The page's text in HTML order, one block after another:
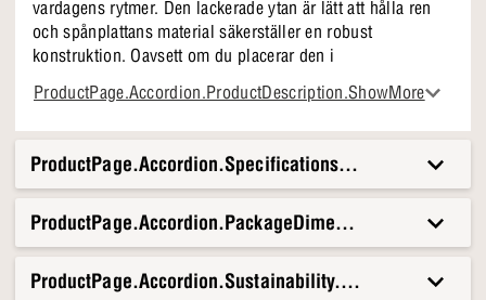
vardagens rytmer. Den lackerade ytan är lätt att hålla ren
och spånplattans material säkerställer en robust
konstruktion. Oavsett om du placerar den i
vardagsrummet, kontoret eller hallen kommer hyllan att ge
en känsla av balans och estetik till utrymmet.
Mistral Classic 021 i korthet
Praktisk förvaring med fyra rymliga fack
Ytan är lätt att hålla ren
Enkel och lätt i utseendet
Passar perfekt in i alla inredningar
Mistral Classic 021 kommer snabbt att bli en permanent
ProductPage.Accordion.ProductDescription.ShowMore
ProductPage.Accordion.Specifications.Title
ProductPage.Accordion.Sustainability.Title